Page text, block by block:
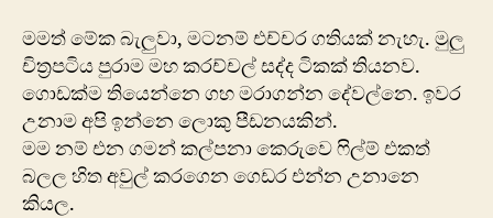
මමත් මේක බැලුවා, මටනම් එච්චර ගතියක් නැහැ. මුලු
චිත්‍රපටිය පුරාම මහ කරච්චල් සද්ද ටිකක් තියනව.
ගොඩක්ම තියෙන්නෙ ගහ මරාගන්න දේවල්නෙ. ඉවර
උනාම අපි ඉන්නෙ ලොකු පීඩනයකින්.
මම නම් එන ගමන් කල්පනා කෙරුවෙ ෆිල්ම් එකත්
බලල හිත අවුල් කරගෙන ගෙඩර එන්න උනානෙ
කියල.